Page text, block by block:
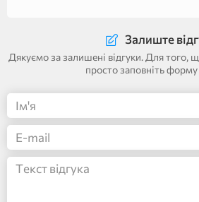
Залиште
Дякуємо за залишені відгуки. Для того,
просто заповніть